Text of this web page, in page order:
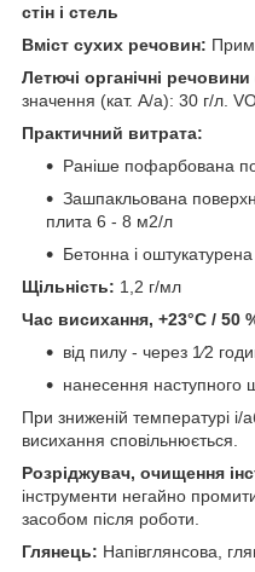
стін і стель
Вміст сухих речовин:
Летючі органічні речовини
значення (кат. A/a): 30 г/л.
Практичний витрата:
Раніше пофарбована
Зашпакльована
плита 6 - 8 м2/л
Бетонна і
Щільність: 1,2 г/мл
Час висихання, +23°C / 50
від пилу - через 1⁄2
нанесення наступного
При зниженій температурі і/
висихання сповільнюється.
Розріджувач, очищення
інструменти негайно
засобом після роботи.
Глянець: Напівглянсова,